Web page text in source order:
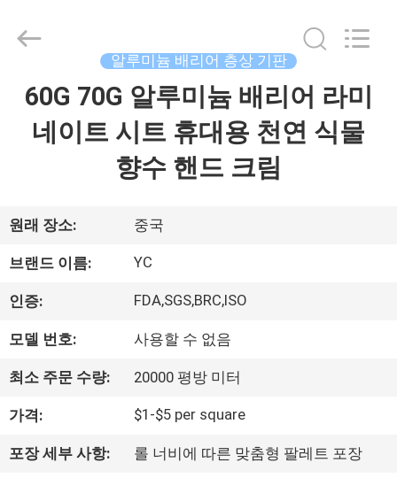
우
리
에
여
Guangzhou
Yucai
알루미늄 배리어 층상 기판
60G 70G 알루미늄 배리어 라미
네이트 시트 휴대용 천연 식물
향수 핸드 크림
원래 장소: 중국
브랜드 이름: YC
인증: FDA,SGS,BRC,ISO
모델 번호: 사용할 수 없음
최소 주문 수량: 20000 평방 미터
가격: $1-$5 per square
포장 세부 사항: 롤 너비에 따른 맞춤형 팔레트 포장